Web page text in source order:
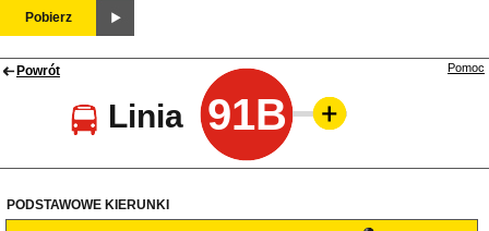
Pobierz
Powrót
Linia 91B
Pomoc
PODSTAWOWE KIERUNKI